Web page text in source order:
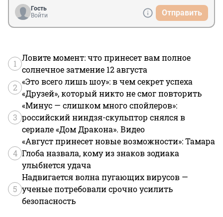
Гость
Войти
Отправить
1
Ловите момент: что принесет вам полное
солнечное затмение 12 августа
2
«Это всего лишь шоу»: в чем секрет успеха
«Друзей», который никто не смог повторить
3
«Минус — слишком много спойлеров»:
российский ниндзя-скульптор снялся в
сериале «Дом Дракона». Видео
4
«Август принесет новые возможности»: Тамара
Глоба назвала, кому из знаков зодиака
улыбнется удача
5
Надвигается волна пугающих вирусов —
ученые потребовали срочно усилить
безопасность